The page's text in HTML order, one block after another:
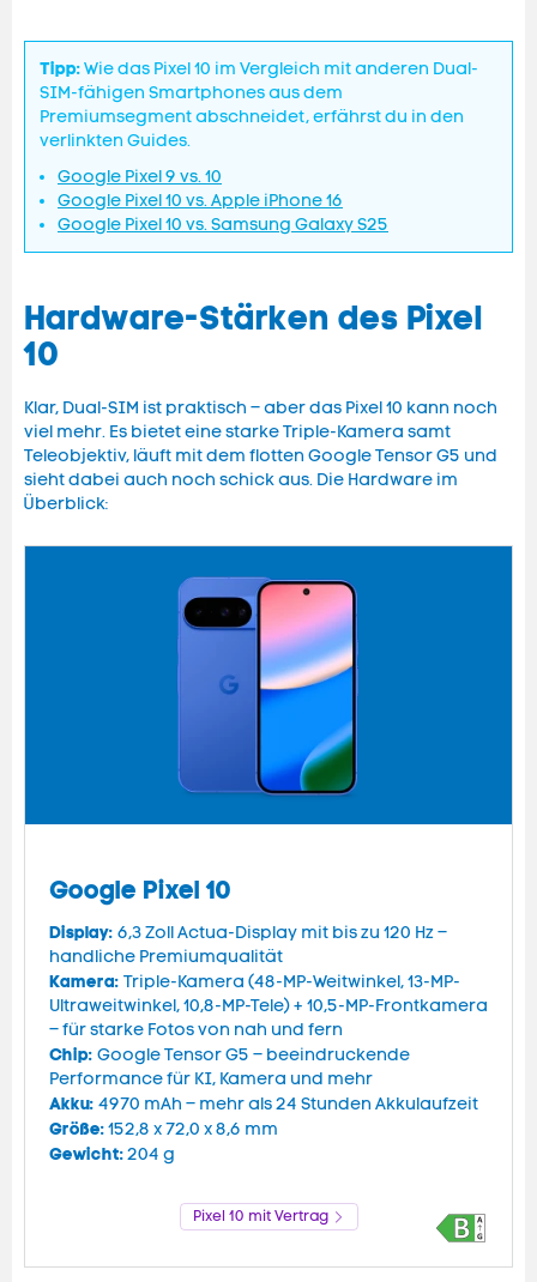
Tipp:Wie das Pixel 10 im Vergleich mit anderen Dual-
SIM-fähigen Smartphones aus dem
Premiumsegment abschneidet, erfährst du in den
verlinkten Guides.
Google Pixel 9 vs. 10
Google Pixel 10 vs. Apple iPhone 16
Google Pixel 10 vs. Samsung Galaxy S25
Hardware-Stärken des Pixel
10
Klar, Dual-SIM ist praktisch – aber das Pixel 10 kann noch
viel mehr. Es bietet eine starke Triple-Kamera samt
Teleobjektiv, läuft mit dem flotten Google Tensor G5 und
sieht dabei auch noch schick aus. Die Hardware im
Überblick:
Google Pixel 10
Display: 6,3 Zoll Actua-Display mit bis zu 120 Hz –
handliche Premiumqualität
Kamera: Triple-Kamera (48-MP-Weitwinkel, 13-MP-
Ultraweitwinkel, 10,8-MP-Tele) + 10,5-MP-Frontkamera
– für starke Fotos von nah und fern
Chip: Google Tensor G5 – beeindruckende
Performance für KI, Kamera und mehr
Akku: 4970 mAh – mehr als 24 Stunden Akkulaufzeit
Größe:152,8 x 72,0 x 8,6 mm
Gewicht:204 g
Pixel 10 mit Vertrag